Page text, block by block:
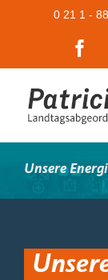
0 21 1 -
Unsere